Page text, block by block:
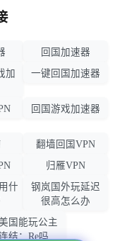
回国加速器
加
一键回国加速器
回国游戏加速器
翻墙回国VPN
归雁VPN
什
钢岚国外玩延迟
很高怎么办
国能玩公主
结：Re吗